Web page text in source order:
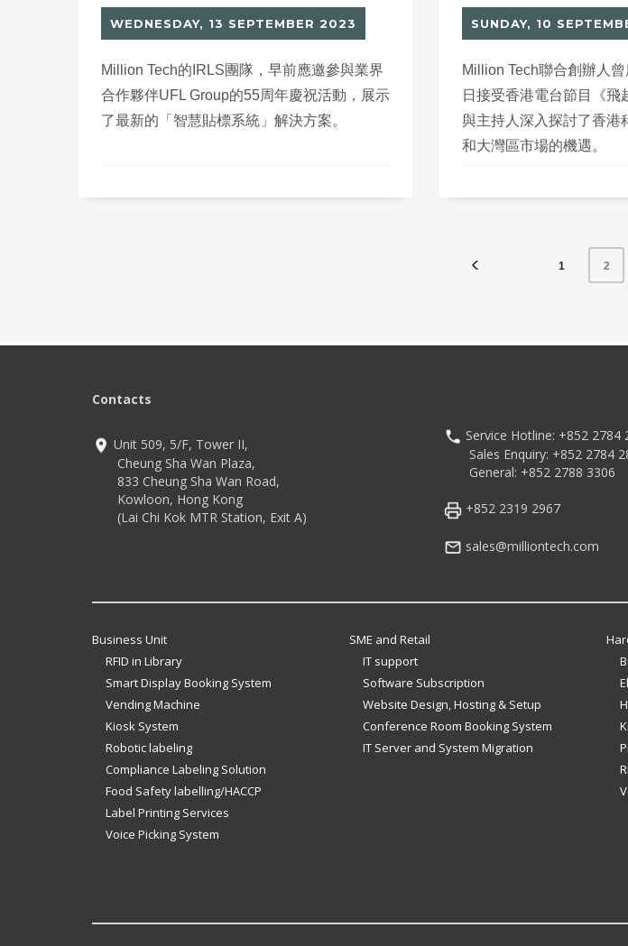
WEDNESDAY, 13 SEPTEMBER 2023
Million Tech的IRLS團隊，早前應邀參與業界
合作夥伴UFL Group的55周年慶祝活動，展示
了最新的「智慧貼標系統」解決方案。
SUNDAY, 10
Million Tech聯合創辦人
日接受香港電台節目《飛
與主持人深入探討了香港
和大灣區市場的機遇。
1 2
Contacts
Unit 509, 5/F, Tower II,
Cheung Sha Wan Plaza,
833 Cheung Sha Wan Road,
Kowloon, Hong Kong
(Lai Chi Kok MTR Station, Exit A)
Service Hotline: +852 2784
Sales Enquiry: +852 2784
General: +852 2788 3306
+852 2319 2967
sales@milliontech.com
Business Unit
RFID in Library
Smart Display Booking System
Vending Machine
Kiosk System
Robotic labeling
Compliance Labeling Solution
Food Safety labelling/HACCP
Label Printing Services
Voice Picking System
SME and Retail
IT support
Software Subscription
Website Design, Hosting & Setup
Conference Room Booking System
IT Server and System Migration